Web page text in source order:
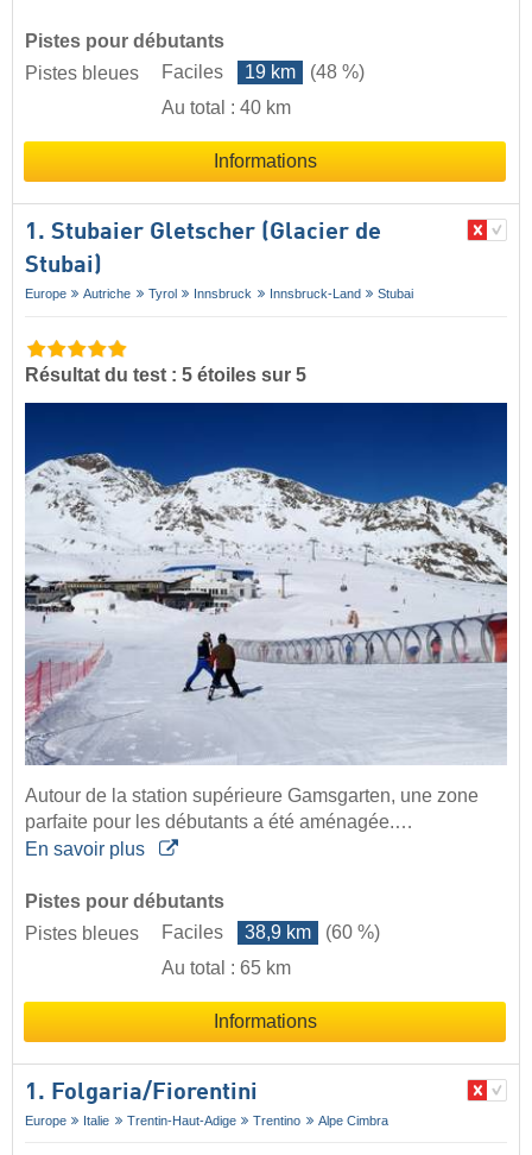
Pistes pour débutants
Pistes bleues
Faciles 19 km
(48 %)
Au total : 40 km
Informations
1. Stubaier Gletscher (Glacier de
Stubai)
Europe Autriche Tyrol Innsbruck Innsbruck-Land Stubai
Résultat du test : 5 étoiles sur 5
Autour de la station supérieure Gamsgarten, une zone
parfaite pour les débutants a été aménagée.…
En savoir plus
Pistes pour débutants
Pistes bleues
Faciles 38,9 km
(60 %)
Au total : 65 km
Informations
1. Folgaria/​Fiorentini
Europe Italie Trentin-Haut-Adige Trentino Alpe Cimbra